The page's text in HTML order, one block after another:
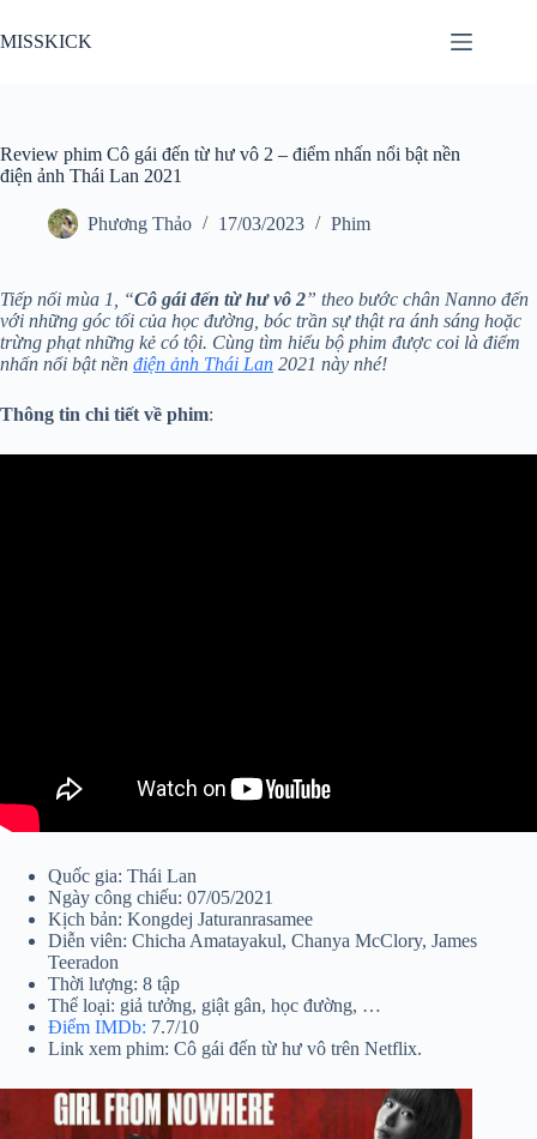
đến
phần
MISSKICK
Review phim Cô gái đến từ hư vô 2 – điểm nhấn nổi bật nền
điện ảnh Thái Lan 2021
Phương Thảo 17/03/2023 Phim
Tiếp nối mùa 1, “Cô gái đến từ hư vô 2” theo bước chân Nanno đến
với những góc tối của học đường, bóc trần sự thật ra ánh sáng hoặc
trừng phạt những kẻ có tội. Cùng tìm hiểu bộ phim được coi là điểm
nhấn nổi bật nền điện ảnh Thái Lan 2021 này nhé!
Thông tin chi tiết về phim:
Quốc gia: Thái Lan
Ngày công chiếu: 07/05/2021
Kịch bản: Kongdej Jaturanrasamee
Diễn viên: Chicha Amatayakul, Chanya McClory, James
Teeradon
Thời lượng: 8 tập
Thể loại: giả tưởng, giật gân, học đường, …
Điểm IMDb: 7.7/10
Link xem phim: Cô gái đến từ hư vô trên Netflix.